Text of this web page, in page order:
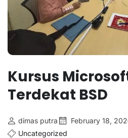
Kursus
Terdekat BSD
dimas putra February 18,
Uncategorized